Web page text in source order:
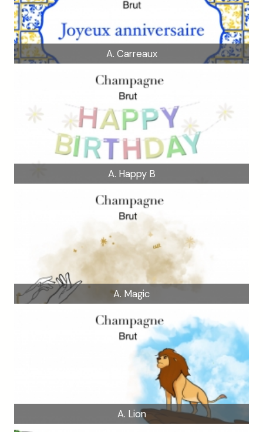
A. Carreaux
A. Happy B
A. Magic
A. Lion